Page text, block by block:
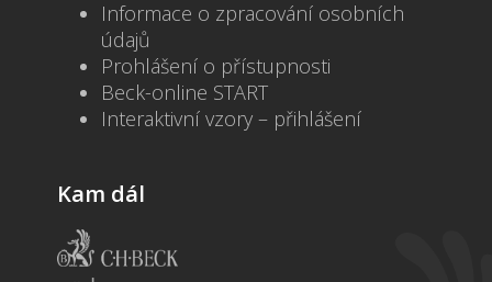
Informace o zpracování osobních
údajů
Prohlášení o přístupnosti
Beck-online START
Interaktivní vzory – přihlášení
Kam dál